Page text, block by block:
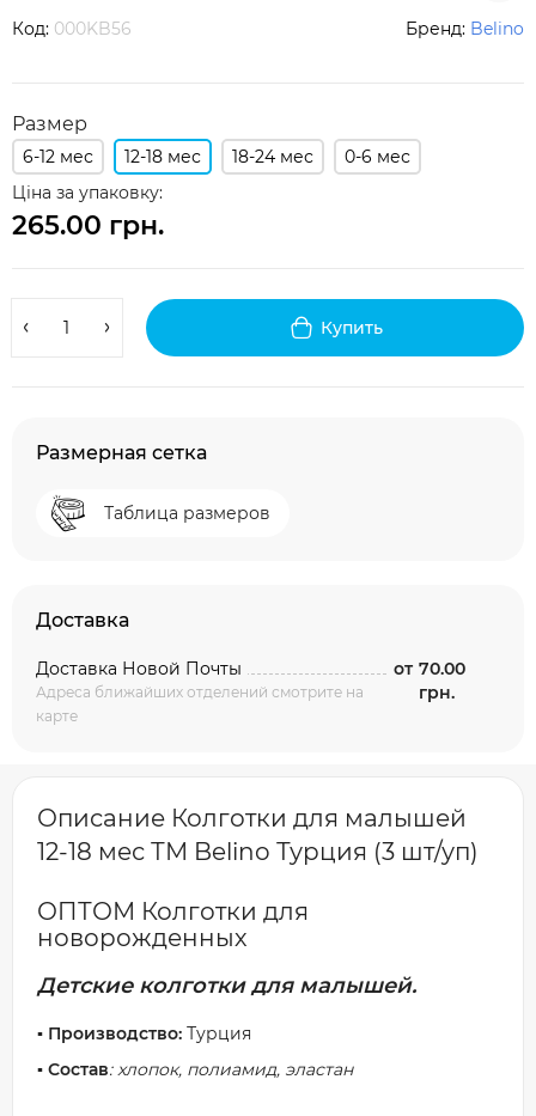
Код: 000KB56 Бренд: Belino
Размер
6-12 мес 12-18 мес 18-24 мес
0-6 мес
Ціна за упаковку:
265.00 грн.
Купить
Размерная сетка
Таблица размеров
Доставка
Доставка Новой Почты
Адреса ближайших отделений смотрите на
карте
от 70.00
грн.
Описание Колготки для малышей
12-18 мес ТМ Belino Турция (3 шт/уп)
ОПТОМ Колготки для
новорожденных
Детские колготки для малышей.
▪️ Производство: Турция
▪️ Состав: хлопок, полиамид, эластан